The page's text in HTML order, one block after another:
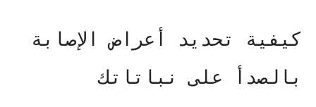
كيفية تحديد أعراض الإصابة
بالصدأ على نباتاتك